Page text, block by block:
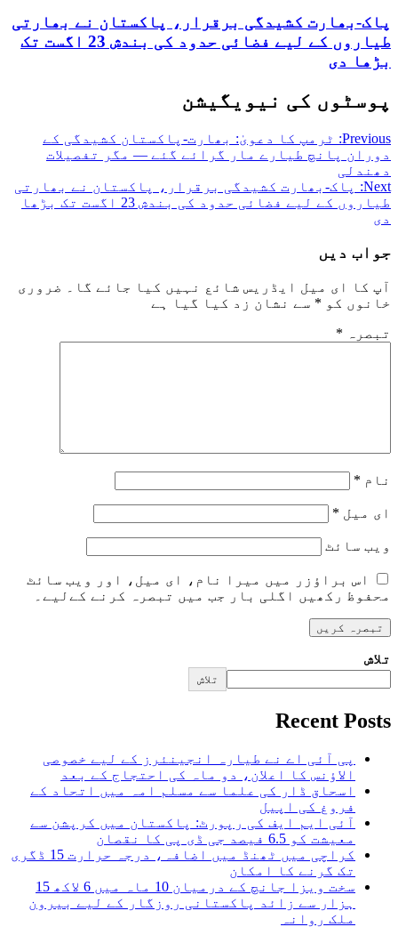
پاک-بھارت کشیدگی برقرار، پاکستان نے بھارتی
طیاروں کے لیے فضائی حدود کی بندش 23 اگست تک
بڑھا دی
پوسٹوں کی نیویگیشن
Previous:
ٹرمپ کا دعویٰ: بھارت-پاکستان کشیدگی کے
دوران پانچ طیارے مار گرائے گئے — مگر تفصیلات
دھندلی
Next:
پاک-بھارت کشیدگی برقرار، پاکستان نے بھارتی
طیاروں کے لیے فضائی حدود کی بندش 23 اگست تک بڑھا
دی
جواب دیں
آپ کا ای میل ایڈریس شائع نہیں کیا جائے گا۔
ضروری
خانوں کو * سے نشان زد کیا گیا ہے
تبصرہ *
نام *
ای میل *
ویب‌ سائٹ
اس براؤزر میں میرا نام، ای میل، اور ویب سائٹ
محفوظ رکھیں اگلی بار جب میں تبصرہ کرنے کےلیے۔
تلاش
تلاش
Recent Posts
پی آئی اے نے طیارہ انجینئرز کے لیے خصوصی
الاؤنس کا اعلان، دو ماہ کی احتجاج کے بعد
اسحاق ڈار کی علما سے مسلم امہ میں اتحاد کے
فروغ کی اپیل
آئی ایم ایف کی رپورٹ: پاکستان میں کرپشن سے
معیشت کو 6.5 فیصد جی ڈی پی کا نقصان
کراچی میں ٹھنڈ میں اضافہ، درجہ حرارت 15 ڈگری
تک گرنے کا امکان
سخت ویزا جانچ کے درمیان 10 ماہ میں 6 لاکھ 15
ہزار سے زائد پاکستانی روزگار کے لیے بیرون
ملک روانہ